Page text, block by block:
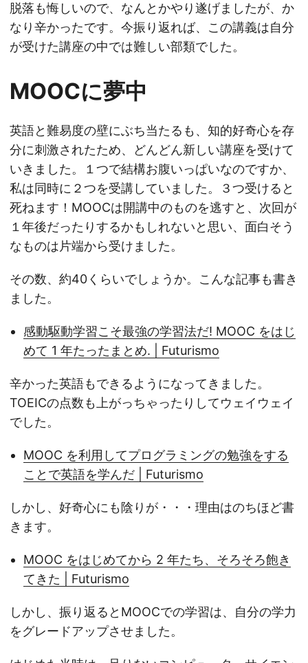
脱落も悔しいので、なんとかやり遂げましたが、か
なり辛かったです。今振り返れば、この講義は自分
が受けた講座の中では難しい部類でした。
MOOCに夢中
英語と難易度の壁にぶち当たるも、知的好奇心を存
分に刺激されたため、どんどん新しい講座を受けて
いきました。１つで結構お腹いっぱいなのですか、
私は同時に２つを受講していました。３つ受けると
死ねます！MOOCは開講中のものを逃すと、次回が
１年後だったりするかもしれないと思い、面白そう
なものは片端から受けました。
その数、約40くらいでしょうか。こんな記事も書き
ました。
感動駆動学習こそ最強の学習法だ! MOOC をはじ
めて 1 年たったまとめ. | Futurismo
辛かった英語もできるようになってきました。
TOEICの点数も上がっちゃったりしてウェイウェイ
でした。
MOOC を利用してプログラミングの勉強をする
ことで英語を学んだ | Futurismo
しかし、好奇心にも陰りが・・・理由はのちほど書
きます。
MOOC をはじめてから 2 年たち、そろそろ飽き
てきた | Futurismo
しかし、振り返るとMOOCでの学習は、自分の学力
をグレードアップさせました。